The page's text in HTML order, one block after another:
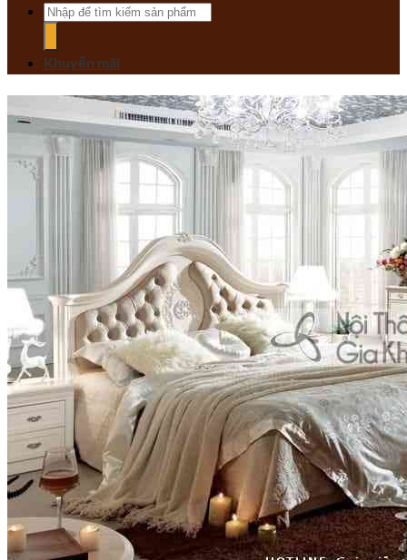
Tìm
kiếm:
Khuyến mãi